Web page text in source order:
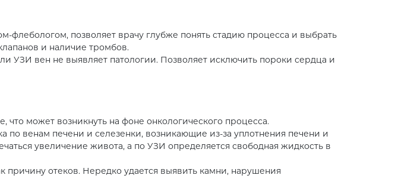
флебологом, позволяет врачу глубже понять стадию процесса и выбрать
и наличие тромбов.
УЗИ вен не выявляет патологии. Позволяет исключить пороки сердца и
может возникнуть на фоне онкологического процесса.
по венам печени и селезенки, возникающие из-за уплотнения печени и
увеличение живота, а по УЗИ определяется свободная жидкость в
причину отеков. Нередко удается выявить камни, нарушения